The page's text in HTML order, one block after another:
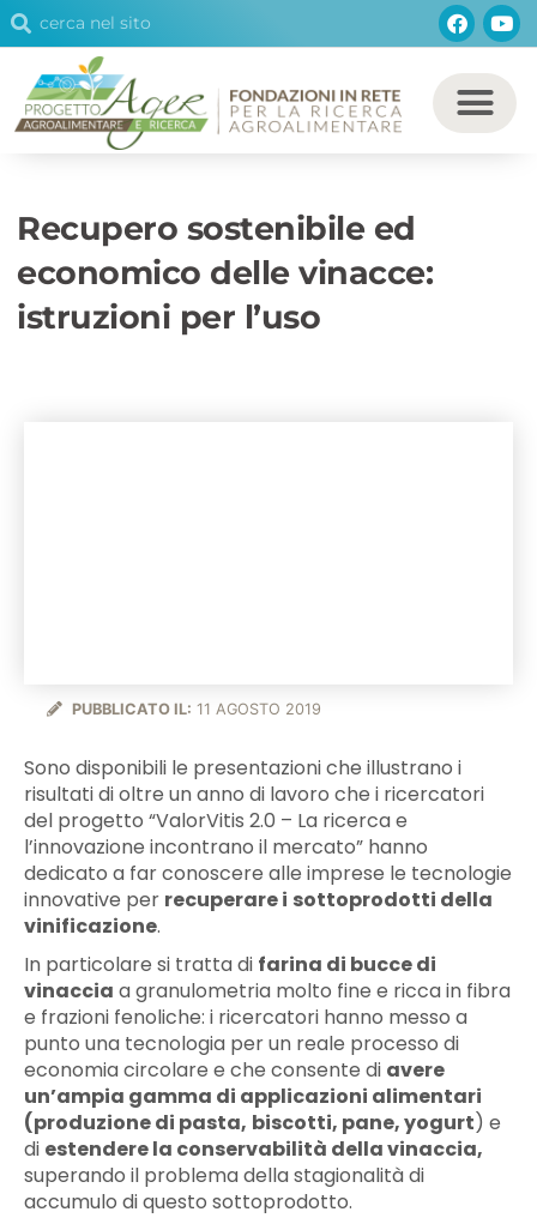
VaiCerca Cerca
Recupero sostenibile ed
economico delle vinacce:
istruzioni per l’uso
PUBBLICATO IL: 11 AGOSTO 2019
Sono disponibili le presentazioni che illustrano i
risultati di oltre un anno di lavoro che i ricercatori
del progetto “ValorVitis 2.0 – La ricerca e
l’innovazione incontrano il mercato” hanno
dedicato a far conoscere alle imprese le tecnologie
innovative per recuperare i sottoprodotti della
vinificazione.
In particolare si tratta di farina di bucce di
vinaccia a granulometria molto fine e ricca in fibra
e frazioni fenoliche: i ricercatori hanno messo a
punto una tecnologia per un reale processo di
economia circolare e che consente di avere
un’ampia gamma di applicazioni alimentari
(produzione di pasta, biscotti, pane, yogurt) e
di estendere la conservabilità della vinaccia,
superando il problema della stagionalità di
accumulo di questo sottoprodotto.